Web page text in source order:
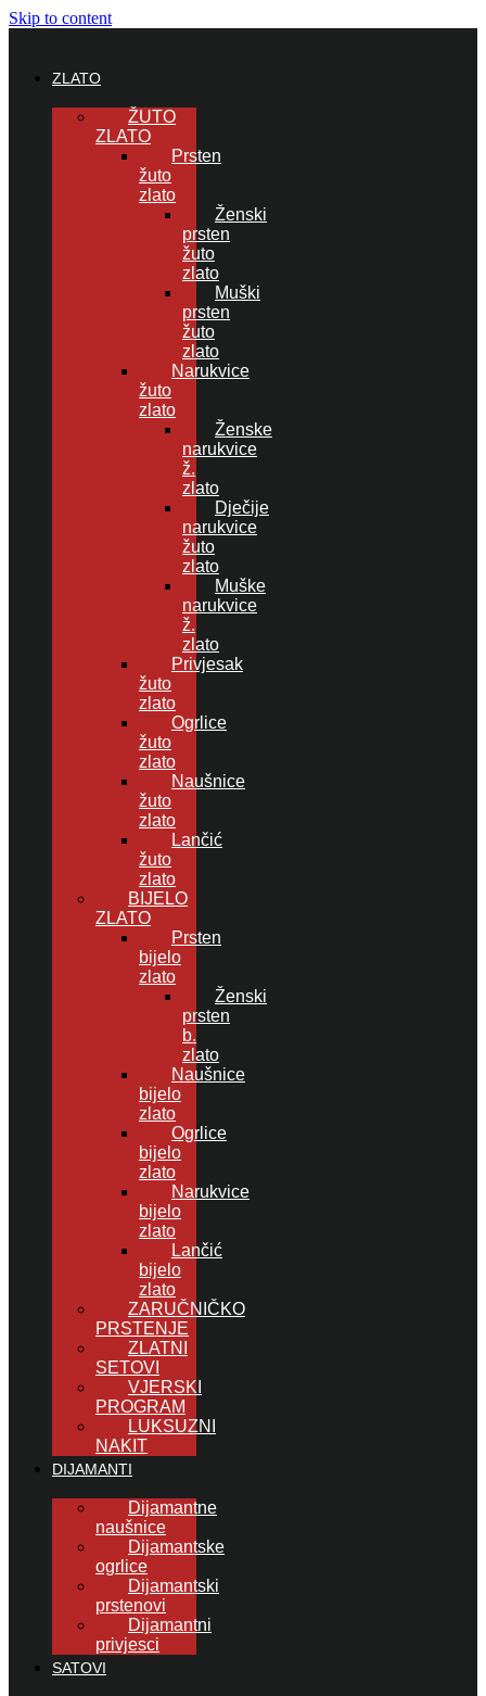
Skip to content
ZLATO
ŽUTO
ZLATO
Prsten
žuto
zlato
Ženski
prsten
žuto
zlato
Muški
prsten
žuto
zlato
Narukvice
žuto
zlato
Ženske
narukvice
ž.
zlato
Dječije
narukvice
žuto
zlato
Muške
narukvice
ž.
zlato
Privjesak
žuto
zlato
Ogrlice
žuto
zlato
Naušnice
žuto
zlato
Lančić
žuto
zlato
BIJELO
ZLATO
Prsten
bijelo
zlato
Ženski
prsten
b.
zlato
Naušnice
bijelo
zlato
Ogrlice
bijelo
zlato
Narukvice
bijelo
zlato
Lančić
bijelo
zlato
ZARUČNIČKO
PRSTENJE
ZLATNI
SETOVI
VJERSKI
PROGRAM
LUKSUZNI
NAKIT
DIJAMANTI
Dijamantne
naušnice
Dijamantske
ogrlice
Dijamantski
prstenovi
Dijamantni
privjesci
SATOVI